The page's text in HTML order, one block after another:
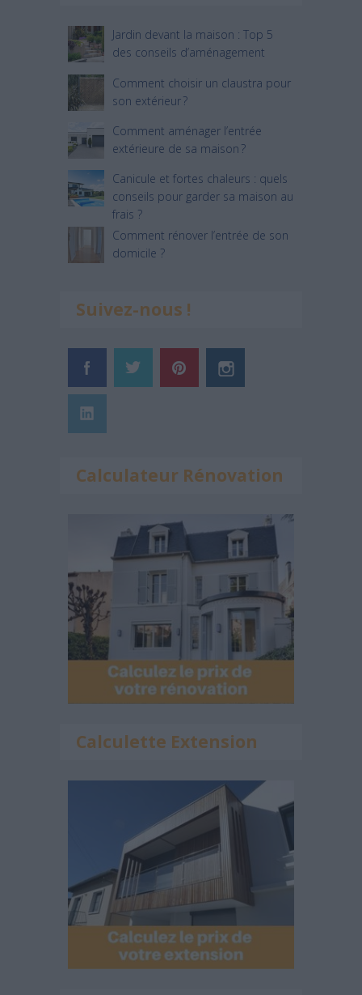
Jardin devant la maison : Top 5
des conseils d’aménagement
Comment choisir un claustra pour
son extérieur ?
Comment aménager l’entrée
extérieure de sa maison ?
Canicule et fortes chaleurs : quels
conseils pour garder sa maison au
frais ?
Comment rénover l’entrée de son
domicile ?
Suivez-nous !
Calculateur Rénovation
Calculette Extension